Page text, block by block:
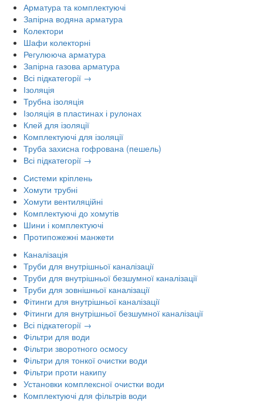
Арматура та комплектуючі
Запірна водяна арматура
Колектори
Шафи колекторні
Регулююча арматура
Запірна газова арматура
Всі підкатегорії →
Ізоляція
Трубна ізоляція
Ізоляція в пластинах і рулонах
Клей для ізоляції
Комплектуючі для ізоляції
Труба захисна гофрована (пешель)
Всі підкатегорії →
Системи кріплень
Хомути трубні
Хомути вентиляційні
Комплектуючі до хомутів
Шини і комплектуючі
Протипожежні манжети
Каналізація
Труби для внутрішньої каналізації
Труби для внутрішньої безшумної каналізації
Труби для зовнішньої каналізації
Фітинги для внутрішньої каналізації
Фітинги для внутрішньої безшумної каналізації
Всі підкатегорії →
Фільтри для води
Фільтри зворотного осмосу
Фільтри для тонкої очистки води
Фільтри проти накипу
Установки комплексної очистки води
Комплектуючі для фільтрів води